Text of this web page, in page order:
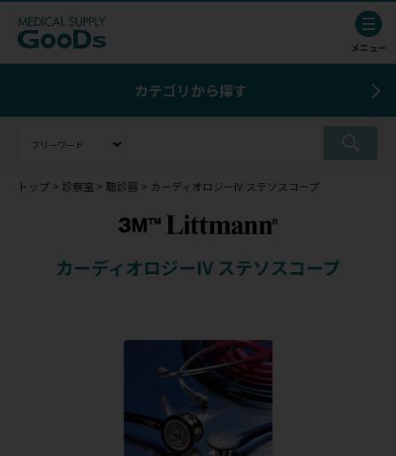
カテゴリから探す
トップ 診察室 聴診器 カーディオロジーIV ステソスコープ
カーディオロジーIV ステソスコープ